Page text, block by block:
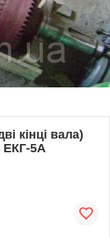
кінці вала)
ЕКГ-5А